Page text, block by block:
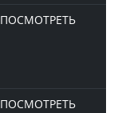
ПОСМОТРЕТЬ
ПОСМОТРЕТЬ